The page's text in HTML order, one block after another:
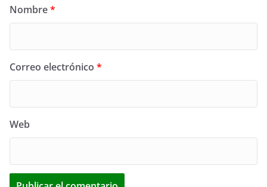
Nombre*
Correo electrónico *
Web